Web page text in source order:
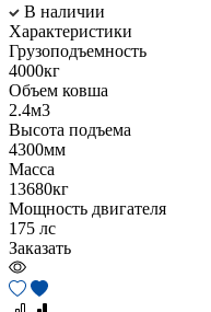
В наличии
Характеристики
Грузоподъемность
4000кг
Объем ковша
2.4м3
Высота подъема
4300мм
Масса
13680кг
Мощность двигателя
175 лс
Заказать